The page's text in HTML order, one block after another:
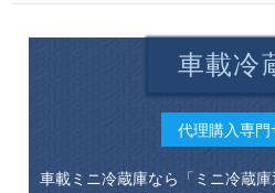
車載冷
代理購入専門
車載ミニ冷蔵庫なら「ミニ冷蔵